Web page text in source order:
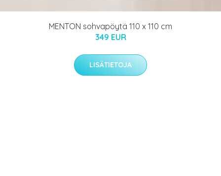
MENTON sohvapöytä 110 x 110 cm
349 EUR
LISÄTIETOJA